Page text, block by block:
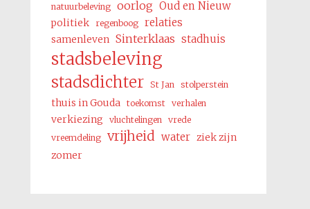
natuurbeleving
oorlog Oud en Nieuw
politiek regenboog relaties
samenleven Sinterklaas stadhuis
stadsbeleving
stadsdichter St Jan stolperstein
thuis in Gouda toekomst verhalen
verkiezing vluchtelingen
vrede
vreemdeling
vrijheid water ziek zijn
zomer